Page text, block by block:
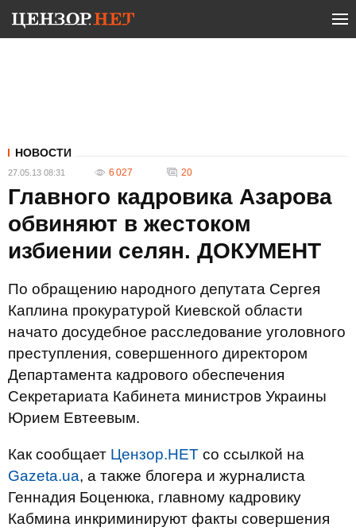
НОВОСТИ
27.05.13 08:31 6 027 20
Главного кадровика Азарова
обвиняют в жестоком
избиении селян. ДОКУМЕНТ
По обращению народного депутата Сергея
Каплина прокуратурой Киевской области
начато досудебное расследование уголовного
преступления, совершенного директором
Департамента кадрового обеспечения
Секретариата Кабинета министров Украины
Юрием Евтеевым.
Как сообщает Цензор.НЕТ со ссылкой на
Gazeta.ua, а также блогера и журналиста
Геннадия Боценюка, главному кадровику
Кабмина инкриминируют факты совершения